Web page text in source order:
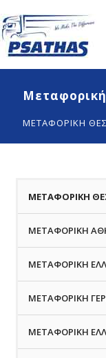
ΜΕΤΑΦΟΡΙΚΗ
ΜΕΤΑΦΟΡΙΚΗ
ΜΕΤΑΦΟΡΙΚΗ
ΜΕΤΑΦΟΡΙΚΗ
ΜΕΤΑΦΟΡΙΚΗ
ΜΕΤΑΦΟΡΙΚΗ